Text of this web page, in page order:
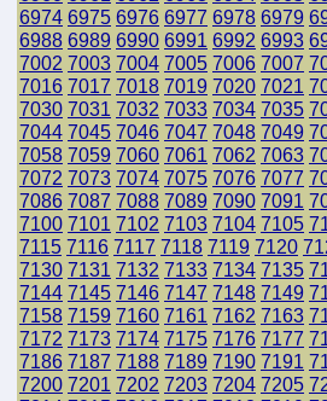
6974 6975 6976 6977 6978 6979
6988 6989 6990 6991 6992 6993
7002 7003 7004 7005 7006 7007
7016 7017 7018 7019 7020 7021
7030 7031 7032 7033 7034 7035
7044 7045 7046 7047 7048 7049
7058 7059 7060 7061 7062 7063
7072 7073 7074 7075 7076 7077
7086 7087 7088 7089 7090 7091
7100 7101 7102 7103 7104 7105
7115 7116 7117 7118 7119 7120
7130 7131 7132 7133 7134 7135
7144 7145 7146 7147 7148 7149
7158 7159 7160 7161 7162 7163
7172 7173 7174 7175 7176 7177
7186 7187 7188 7189 7190 7191
7200 7201 7202 7203 7204 7205